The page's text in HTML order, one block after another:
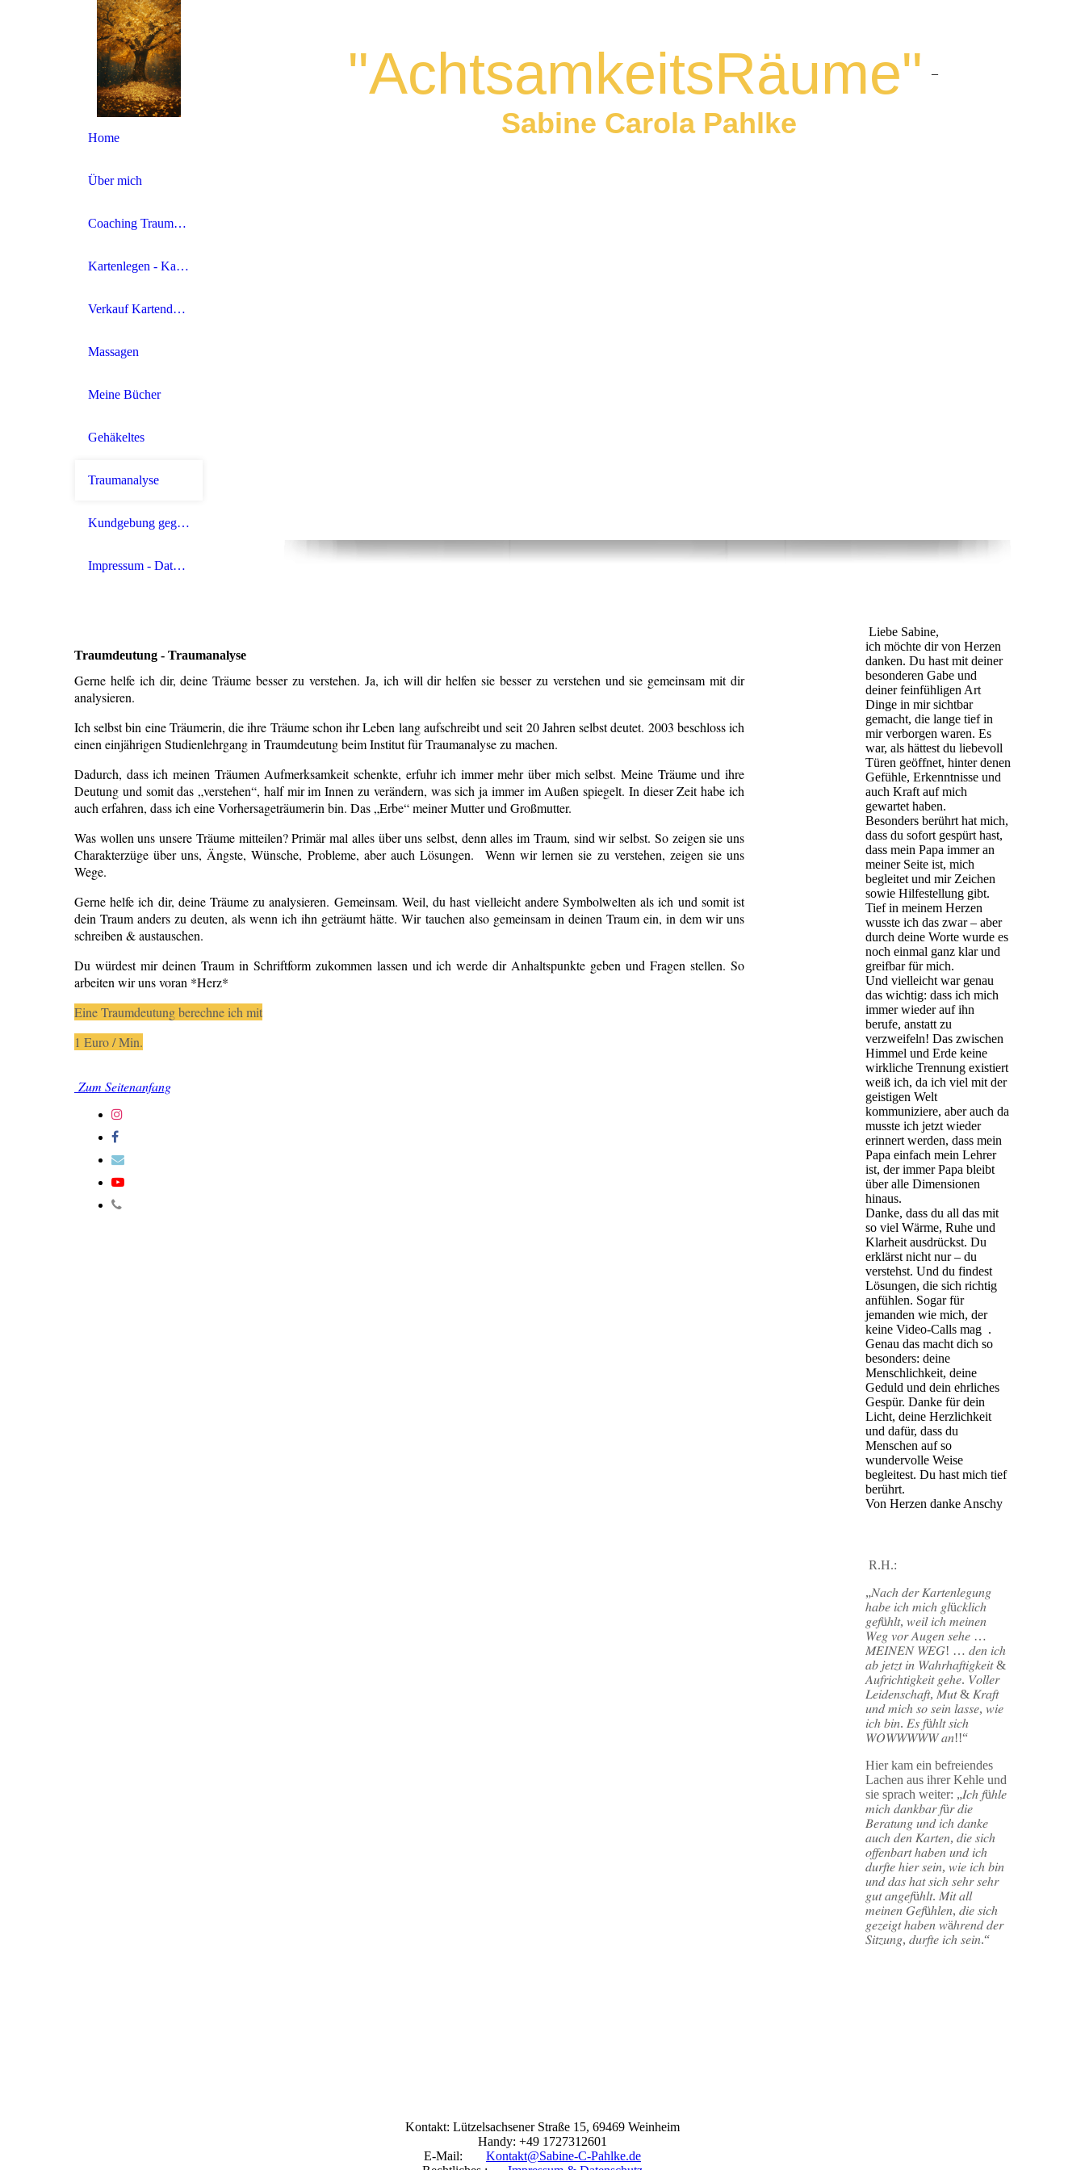
"AchtsamkeitsRäume" –
Sabine Carola Pahlke
Home
Über mich
Coaching Traumasensibel- NI „Neurosystemische Integration®“
Kartenlegen - Kartengestützte Begleitung in Veränderungsprozessen
Verkauf Kartendecks
Massagen
Meine Bücher
Gehäkeltes
Traumanalyse
Kundgebung gegen sexuellen Missbrauch
Impressum - Datenschutz
Traumdeutung - Traumanalyse
Gerne helfe ich dir, deine Träume besser zu verstehen. Ja, ich will dir helfen sie besser zu verstehen und sie gemeinsam mit dir
analysieren.
Ich selbst bin eine Träumerin, die ihre Träume schon ihr Leben lang aufschreibt und seit 20 Jahren selbst deutet. 2003 beschloss ich
einen einjährigen Studienlehrgang in Traumdeutung beim Institut für Traumanalyse zu machen.
Dadurch, dass ich meinen Träumen Aufmerksamkeit schenkte, erfuhr ich immer mehr über mich selbst. Meine Träume und ihre
Deutung und somit das „verstehen“, half mir im Innen zu verändern, was sich ja immer im Außen spiegelt. In dieser Zeit habe ich
auch erfahren, dass ich eine Vorhersageträumerin bin. Das „Erbe“ meiner Mutter und Großmutter.
Was wollen uns unsere Träume mitteilen? Primär mal alles über uns selbst, denn alles im Traum, sind wir selbst. So zeigen sie uns
Charakterzüge über uns, Ängste, Wünsche, Probleme, aber auch Lösungen. Wenn wir lernen sie zu verstehen, zeigen sie uns
Wege.
Gerne helfe ich dir, deine Träume zu analysieren. Gemeinsam. Weil, du hast vielleicht andere Symbolwelten als ich und somit ist
dein Traum anders zu deuten, als wenn ich ihn geträumt hätte. Wir tauchen also gemeinsam in deinen Traum ein, in dem wir uns
schreiben & austauschen.
Du würdest mir deinen Traum in Schriftform zukommen lassen und ich werde dir Anhaltspunkte geben und Fragen stellen. So
arbeiten wir uns voran *Herz*
Eine Traumdeutung berechne ich mit
1 Euro / Min.
Zum Seitenanfang
Liebe Sabine,
ich möchte dir von Herzen
danken. Du hast mit deiner
besonderen Gabe und
deiner feinfühligen Art
Dinge in mir sichtbar
gemacht, die lange tief in
mir verborgen waren. Es
war, als hättest du liebevoll
Türen geöffnet, hinter denen
Gefühle, Erkenntnisse und
auch Kraft auf mich
gewartet haben.
Besonders berührt hat mich,
dass du sofort gespürt hast,
dass mein Papa immer an
meiner Seite ist, mich
begleitet und mir Zeichen
sowie Hilfestellung gibt.
Tief in meinem Herzen
wusste ich das zwar – aber
durch deine Worte wurde es
noch einmal ganz klar und
greifbar für mich.
Und vielleicht war genau
das wichtig: dass ich mich
immer wieder auf ihn
berufe, anstatt zu
verzweifeln! Das zwischen
Himmel und Erde keine
wirkliche Trennung existiert
weiß ich, da ich viel mit der
geistigen Welt
kommuniziere, aber auch da
musste ich jetzt wieder
erinnert werden, dass mein
Papa einfach mein Lehrer
ist, der immer Papa bleibt
über alle Dimensionen
hinaus.
Danke, dass du all das mit
so viel Wärme, Ruhe und
Klarheit ausdrückst. Du
erklärst nicht nur – du
verstehst. Und du findest
Lösungen, die sich richtig
anfühlen. Sogar für
jemanden wie mich, der
keine Video-Calls mag .
Genau das macht dich so
besonders: deine
Menschlichkeit, deine
Geduld und dein ehrliches
Gespür. Danke für dein
Licht, deine Herzlichkeit
und dafür, dass du
Menschen auf so
wundervolle Weise
begleitest. Du hast mich tief
berührt.
Von Herzen danke Anschy
R.H.:
„𝑁𝑎𝑐ℎ 𝑑𝑒𝑟 𝐾𝑎𝑟𝑡𝑒𝑛𝑙𝑒𝑔𝑢𝑛𝑔
ℎ𝑎𝑏𝑒 𝑖𝑐ℎ 𝑚𝑖𝑐ℎ 𝑔𝑙ü𝑐𝑘𝑙𝑖𝑐ℎ
𝑔𝑒𝑓üℎ𝑙𝑡, 𝑤𝑒𝑖𝑙 𝑖𝑐ℎ 𝑚𝑒𝑖𝑛𝑒𝑛
𝑊𝑒𝑔 𝑣𝑜𝑟 𝐴𝑢𝑔𝑒𝑛 𝑠𝑒ℎ𝑒 …
𝑀𝐸𝐼𝑁𝐸𝑁 𝑊𝐸𝐺! … 𝑑𝑒𝑛 𝑖𝑐ℎ
𝑎𝑏 𝑗𝑒𝑡𝑧𝑡 𝑖𝑛 𝑊𝑎ℎ𝑟ℎ𝑎𝑓𝑡𝑖𝑔𝑘𝑒𝑖𝑡 &
𝐴𝑢𝑓𝑟𝑖𝑐ℎ𝑡𝑖𝑔𝑘𝑒𝑖𝑡 𝑔𝑒ℎ𝑒. 𝑉𝑜𝑙𝑙𝑒𝑟
𝐿𝑒𝑖𝑑𝑒𝑛𝑠𝑐ℎ𝑎𝑓𝑡, 𝑀𝑢𝑡 & 𝐾𝑟𝑎𝑓𝑡
𝑢𝑛𝑑 𝑚𝑖𝑐ℎ 𝑠𝑜 𝑠𝑒𝑖𝑛 𝑙𝑎𝑠𝑠𝑒, 𝑤𝑖𝑒
𝑖𝑐ℎ 𝑏𝑖𝑛. 𝐸𝑠 𝑓üℎ𝑙𝑡 𝑠𝑖𝑐ℎ
𝑊𝑂𝑊𝑊𝑊𝑊𝑊 𝑎𝑛!!“
Hier kam ein befreiendes
Lachen aus ihrer Kehle und
sie sprach weiter: „𝐼𝑐ℎ 𝑓üℎ𝑙𝑒
𝑚𝑖𝑐ℎ 𝑑𝑎𝑛𝑘𝑏𝑎𝑟 𝑓ü𝑟 𝑑𝑖𝑒
𝐵𝑒𝑟𝑎𝑡𝑢𝑛𝑔 𝑢𝑛𝑑 𝑖𝑐ℎ 𝑑𝑎𝑛𝑘𝑒
𝑎𝑢𝑐ℎ 𝑑𝑒𝑛 𝐾𝑎𝑟𝑡𝑒𝑛, 𝑑𝑖𝑒 𝑠𝑖𝑐ℎ
𝑜𝑓𝑓𝑒𝑛𝑏𝑎𝑟𝑡 ℎ𝑎𝑏𝑒𝑛 𝑢𝑛𝑑 𝑖𝑐ℎ
𝑑𝑢𝑟𝑓𝑡𝑒 ℎ𝑖𝑒𝑟 𝑠𝑒𝑖𝑛, 𝑤𝑖𝑒 𝑖𝑐ℎ 𝑏𝑖𝑛
𝑢𝑛𝑑 𝑑𝑎𝑠 ℎ𝑎𝑡 𝑠𝑖𝑐ℎ 𝑠𝑒ℎ𝑟 𝑠𝑒ℎ𝑟
𝑔𝑢𝑡 𝑎𝑛𝑔𝑒𝑓üℎ𝑙𝑡. 𝑀𝑖𝑡 𝑎𝑙𝑙
𝑚𝑒𝑖𝑛𝑒𝑛 𝐺𝑒𝑓üℎ𝑙𝑒𝑛, 𝑑𝑖𝑒 𝑠𝑖𝑐ℎ
𝑔𝑒𝑧𝑒𝑖𝑔𝑡 ℎ𝑎𝑏𝑒𝑛 𝑤äℎ𝑟𝑒𝑛𝑑 𝑑𝑒𝑟
𝑆𝑖𝑡𝑧𝑢𝑛𝑔, 𝑑𝑢𝑟𝑓𝑡𝑒 𝑖𝑐ℎ 𝑠𝑒𝑖𝑛.“
Kontakt: Lützelsachsener Straße 15, 69469 Weinheim
Handy: +49 1727312601
E-Mail:
Kontakt@Sabine-C-Pahlke.de